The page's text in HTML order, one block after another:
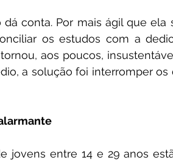
os estudos com a
aos poucos,
a solução foi interromper os